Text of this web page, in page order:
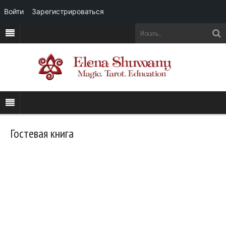
Гостевая книга
Войти Зарегистрироваться